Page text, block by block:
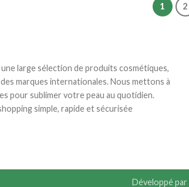
1 2
large sélection de produits cosmétiques,
marques internationales. Nous mettons à
pour sublimer votre peau au quotidien.
simple, rapide et sécurisée
Développé par